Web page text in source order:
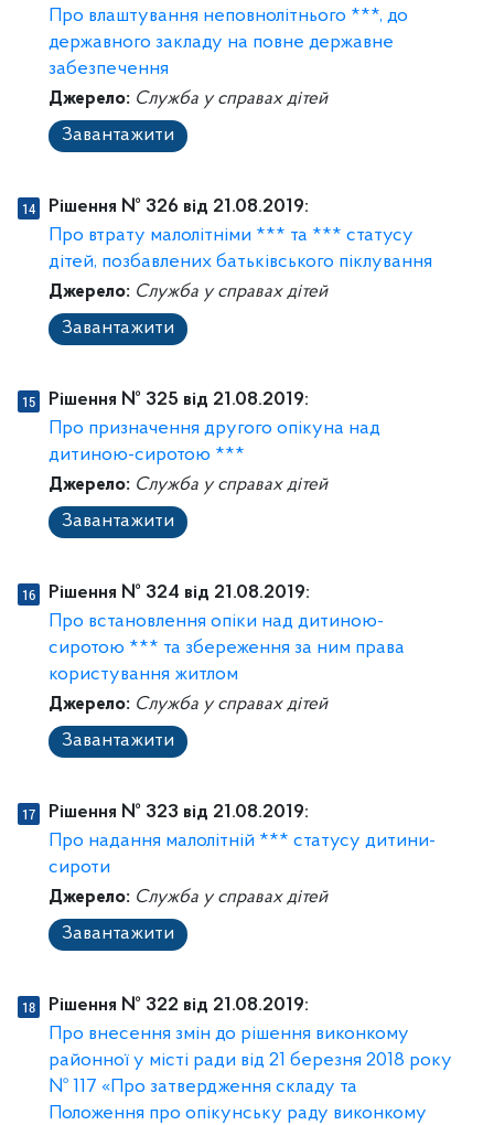
Про влаштування неповнолітнього ***, до
державного закладу на повне державне
забезпечення
Джерело: Служба у справах дітей
Завантажити
Рішення № 326 від 21.08.2019:
Про втрату малолітніми *** та *** статусу
дітей, позбавлених батьківського піклування
Джерело: Служба у справах дітей
Завантажити
Рішення № 325 від 21.08.2019:
Про призначення другого опікуна над
дитиною-сиротою ***
Джерело: Служба у справах дітей
Завантажити
Рішення № 324 від 21.08.2019:
Про встановлення опіки над дитиною-
сиротою *** та збереження за ним права
користування житлом
Джерело: Служба у справах дітей
Завантажити
Рішення № 323 від 21.08.2019:
Про надання малолітній *** статусу дитини-
сироти
Джерело: Служба у справах дітей
Завантажити
Рішення № 322 від 21.08.2019:
Про внесення змін до рішення виконкому
районної у місті ради від 21 березня 2018 року
№ 117 «Про затвердження складу та
Положення про опікунську раду виконкому